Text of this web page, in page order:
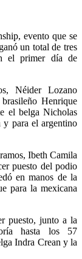
evento que se
un total de tres
el primer día de
Néider Lozano
Henrique
el belga Nicholas
y para el argentino
Ibeth Camila
puesto del podio
en manos de la
para la mexicana
puesto, junto a la
hasta los 57
Indra Crean y la